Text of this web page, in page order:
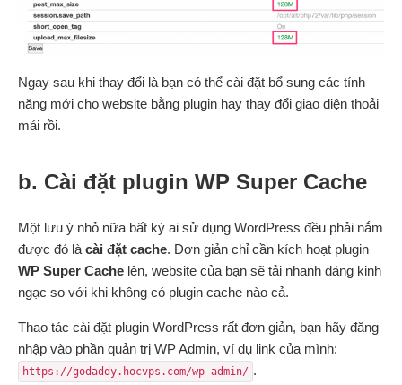
Ngay sau khi thay đổi là bạn có thể cài đặt bổ sung các tính
năng mới cho website bằng plugin hay thay đổi giao diện thoải
mái rồi.
b. Cài đặt plugin WP Super Cache
Một lưu ý nhỏ nữa bất kỳ ai sử dụng WordPress đều phải nắm
được đó là cài đặt cache. Đơn giản chỉ cần kích hoạt plugin
WP Super Cache lên, website của bạn sẽ tải nhanh đáng kinh
ngạc so với khi không có plugin cache nào cả.
Thao tác cài đặt plugin WordPress rất đơn giản, bạn hãy đăng
nhập vào phần quản trị WP Admin, ví dụ link của mình:
https://godaddy.hocvps.com/wp-admin/ .